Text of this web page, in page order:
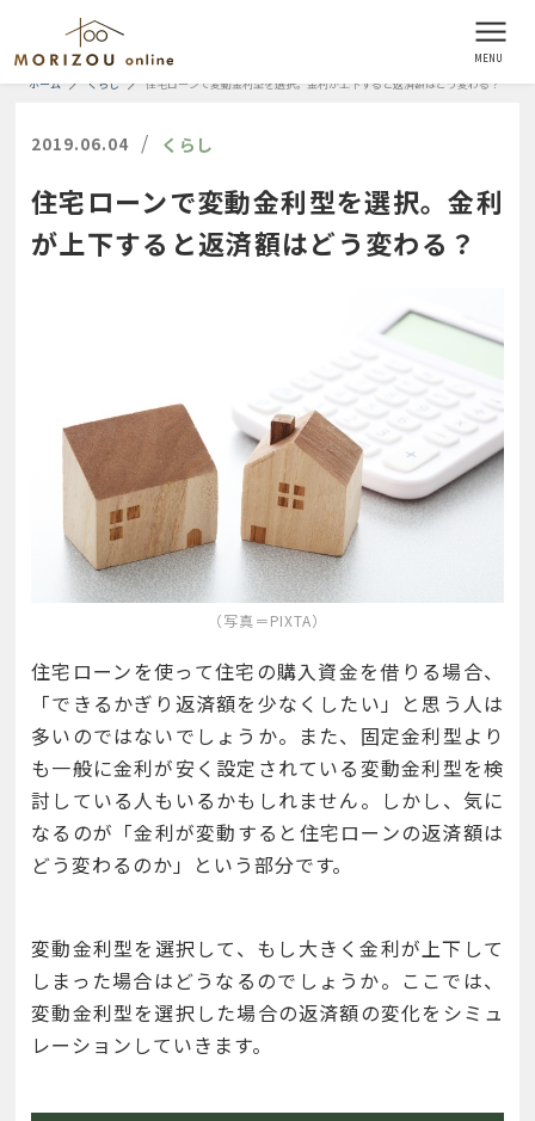
ホーム くらし 住宅ローンで変動金利型を選択。金利が上下すると返済額はどう変わる？
2019.06.04 / くらし
住宅ローンで変動金利型を選択。金利
が上下すると返済額はどう変わる？
（写真＝PIXTA）
住宅ローンを使って住宅の購入資金を借りる場合、
「できるかぎり返済額を少なくしたい」と思う人は
多いのではないでしょうか。また、固定金利型より
も一般に金利が安く設定されている変動金利型を検
討している人もいるかもしれません。しかし、気に
なるのが「金利が変動すると住宅ローンの返済額は
どう変わるのか」という部分です。
変動金利型を選択して、もし大きく金利が上下して
しまった場合はどうなるのでしょうか。ここでは、
変動金利型を選択した場合の返済額の変化をシミュ
レーションしていきます。